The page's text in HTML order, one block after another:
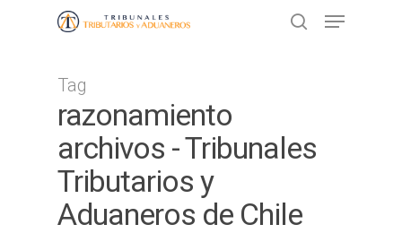
Presione ENTER para buscar o ESC
para cerrar
Tag
razonamiento
archivos - Tribunales
Tributarios y
Aduaneros de Chile